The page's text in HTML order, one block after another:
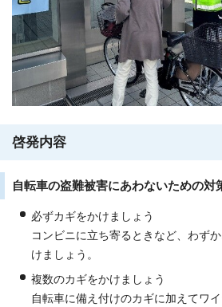
啓発内容
自転車の盗難被害にあわないための対
必ずカギをかけましょう
コンビニに立ち寄るときなど、わず
けましょう。
複数のカギをかけましょう
自転車に備え付けのカギに加えてワ